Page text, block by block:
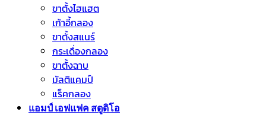
ขาตั้งไฮแฮต
เก้าอี้กลอง
ขาตั้งสแนร์
กระเดื่องกลอง
ขาตั้งฉาบ
มัลติแคมป์
แร็คกลอง
แอมป์ เอฟแฟค สตูดิโอ